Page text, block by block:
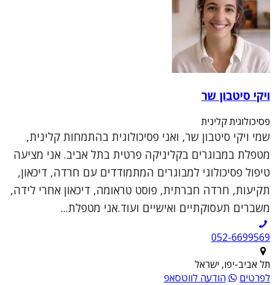
ויקי סיטבון שר
פסיכולוגית קלינית
שמי ויקי סיטבון שר, ואני פסיכולוגית בהתמחות קלינית,
מטפלת במבוגרים בקליניקה פרטית בתל אביב. אני מציעה
טיפול פסיכולוגי למבוגרים המתמודדים עם חרדה, דיכאון,
תקיעות, חרדה חברתית, פוסט טראומה, דיכאון אחרי לידה,
משברים תעסוקתיים ואישיים ועוד.אני מטפלת...
052-6699569
תל אביב-יפו, ישראל
לפרטים
הודעה לווטסאפ